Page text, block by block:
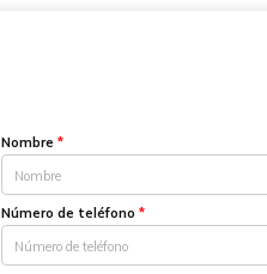
Nombre *
Número de teléfono *